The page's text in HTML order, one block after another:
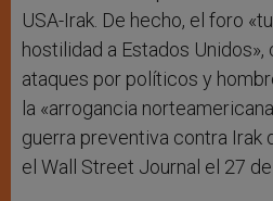
USA-Irak. De hecho, el foro
hostilidad a Estados
ataques por políticos y
la «arrogancia
guerra preventiva contra Irak
el Wall Street Journal el 27